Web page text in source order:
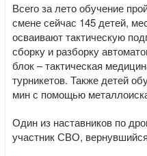
Всего за лето обучение
смене сейчас 145 детей,
осваивают тактическую
сборку и разборку
блок – тактическая
турникетов. Также детей
мин с помощью
Один из наставников по
участник СВО,